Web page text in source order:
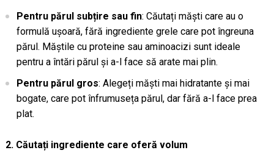
Pentru părul subțire sau fin: Căutați măști care au o
formulă ușoară, fără ingrediente grele care pot îngreuna
părul. Măștile cu proteine sau aminoacizi sunt ideale
pentru a întări părul și a-l face să arate mai plin.
Pentru părul gros: Alegeți măști mai hidratante și mai
bogate, care pot înfrumuseța părul, dar fără a-l face prea
plat.
2. Căutați ingrediente care oferă volum